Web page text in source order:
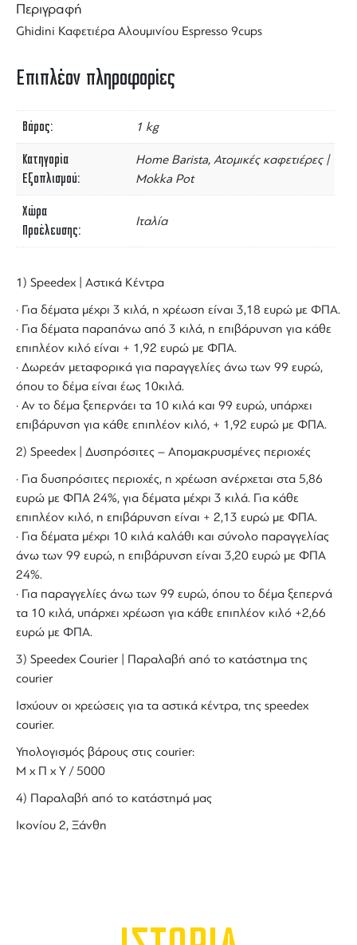
Περιγραφή
Ghidini Καφετιέρα Αλουμινίου Espresso 9cups
Επιπλέον πληροφορίες
Βάρος 1 kg
Κατηγορία
Εξοπλισμού
Home Barista, Ατομικές καφετιέρες |
Mokka Pot
Χώρα
Προέλευσης
Ιταλία
1) Speedex | Αστικά Κέντρα
· Για δέματα μέχρι 3 κιλά, η χρέωση είναι 3,18 ευρώ με ΦΠΑ.
· Για δέματα παραπάνω από 3 κιλά, η επιβάρυνση για κάθε
επιπλέον κιλό είναι + 1,92 ευρώ με ΦΠΑ.
· Δωρεάν μεταφορικά για παραγγελίες άνω των 99 ευρώ,
όπου το δέμα είναι έως 10κιλά.
· Αν το δέμα ξεπερνάει τα 10 κιλά και 99 ευρώ, υπάρχει
επιβάρυνση για κάθε επιπλέον κιλό, + 1,92 ευρώ με ΦΠΑ.
2) Speedex | Δυσπρόσιτες – Απομακρυσμένες περιοχές
· Για δυσπρόσιτες περιοχές, η χρέωση ανέρχεται στα 5,86
ευρώ με ΦΠΑ 24%, για δέματα μέχρι 3 κιλά. Για κάθε
επιπλέον κιλό, η επιβάρυνση είναι + 2,13 ευρώ με ΦΠΑ.
· Για δέματα μέχρι 10 κιλά καλάθι και σύνολο παραγγελίας
άνω των 99 ευρώ, η επιβάρυνση είναι 3,20 ευρώ με ΦΠΑ
24%.
· Για παραγγελίες άνω των 99 ευρώ, όπου το δέμα ξεπερνά
τα 10 κιλά, υπάρχει χρέωση για κάθε επιπλέον κιλό +2,66
ευρώ με ΦΠΑ.
3) Speedex Courier | Παραλαβή από το κατάστημα της
courier
Ισχύουν οι χρεώσεις για τα αστικά κέντρα, της speedex
courier.
Υπολογισμός βάρους στις courier:
Μ x Π x Y / 5000
4) Παραλαβή από το κατάστημά μας
Ικονίου 2, Ξάνθη